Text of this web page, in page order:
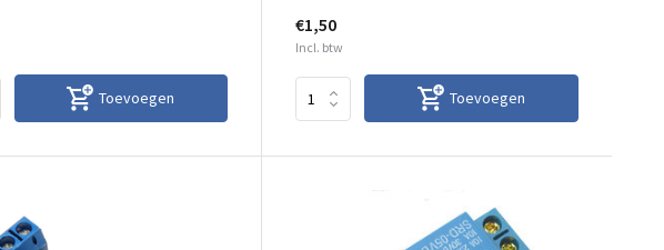
Toevoegen
€1,50
Incl. btw
Toevoegen